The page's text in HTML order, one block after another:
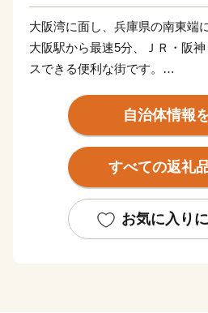
大阪湾に面し、兵庫県の南東端
大阪駅から最速5分、ＪＲ・阪
スできる便利な街です。
■寄附金の使いみち
尼崎市では、14通りの寄附金の
全国でも珍しい、犬・猫の殺処
物愛護に関する
自治体情報
すべての返礼
お気に入り